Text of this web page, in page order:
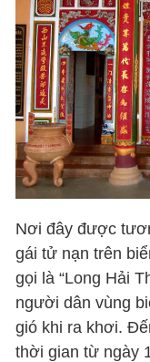
Nơi đây được
gái tử nạn trên
gọi là “Long Hải
người dân vùng
gió khi ra khơi.
thời gian từ ngày